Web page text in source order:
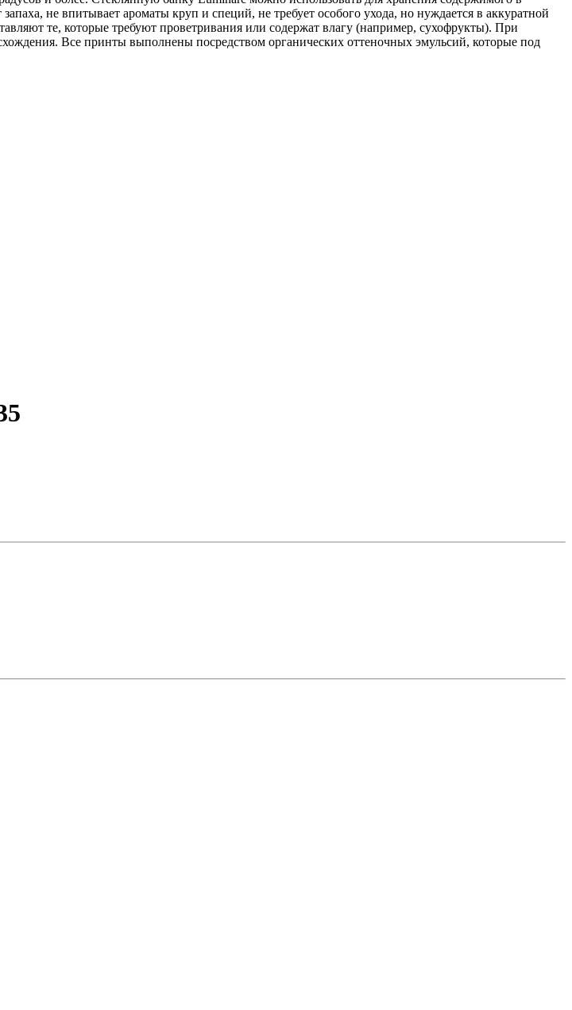
не впитывает ароматы круп и специй, не требует особого ухода, но нуждается в аккуратной
те, которые требуют проветривания или содержат влагу (например, сухофрукты). При
Все принты выполнены посредством органических оттеночных эмульсий, которые под